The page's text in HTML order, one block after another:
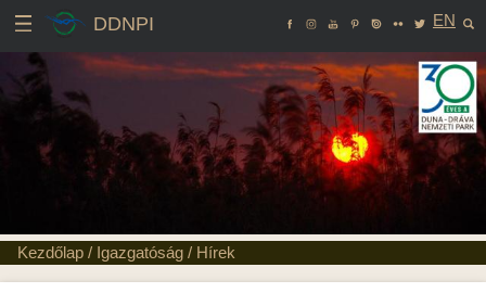
DDNPI EN
Kezdőlap / Igazgatóság / Hírek